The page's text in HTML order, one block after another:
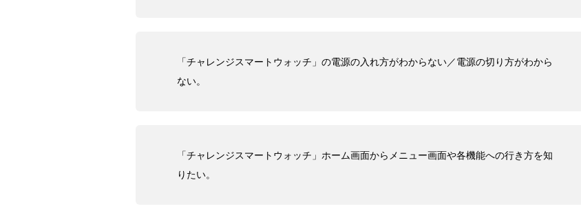
「チャレンジスマートウォッチ」の電源の入れ方がわからない／電源の切り方がわから
ない。
「チャレンジスマートウォッチ」ホーム画面からメニュー画面や各機能への行き方を知
りたい。